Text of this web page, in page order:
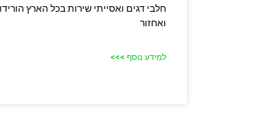
חלבי דגים ואסייתי שירות בכל הארץ
ואחזור
למידע נוסף >>>